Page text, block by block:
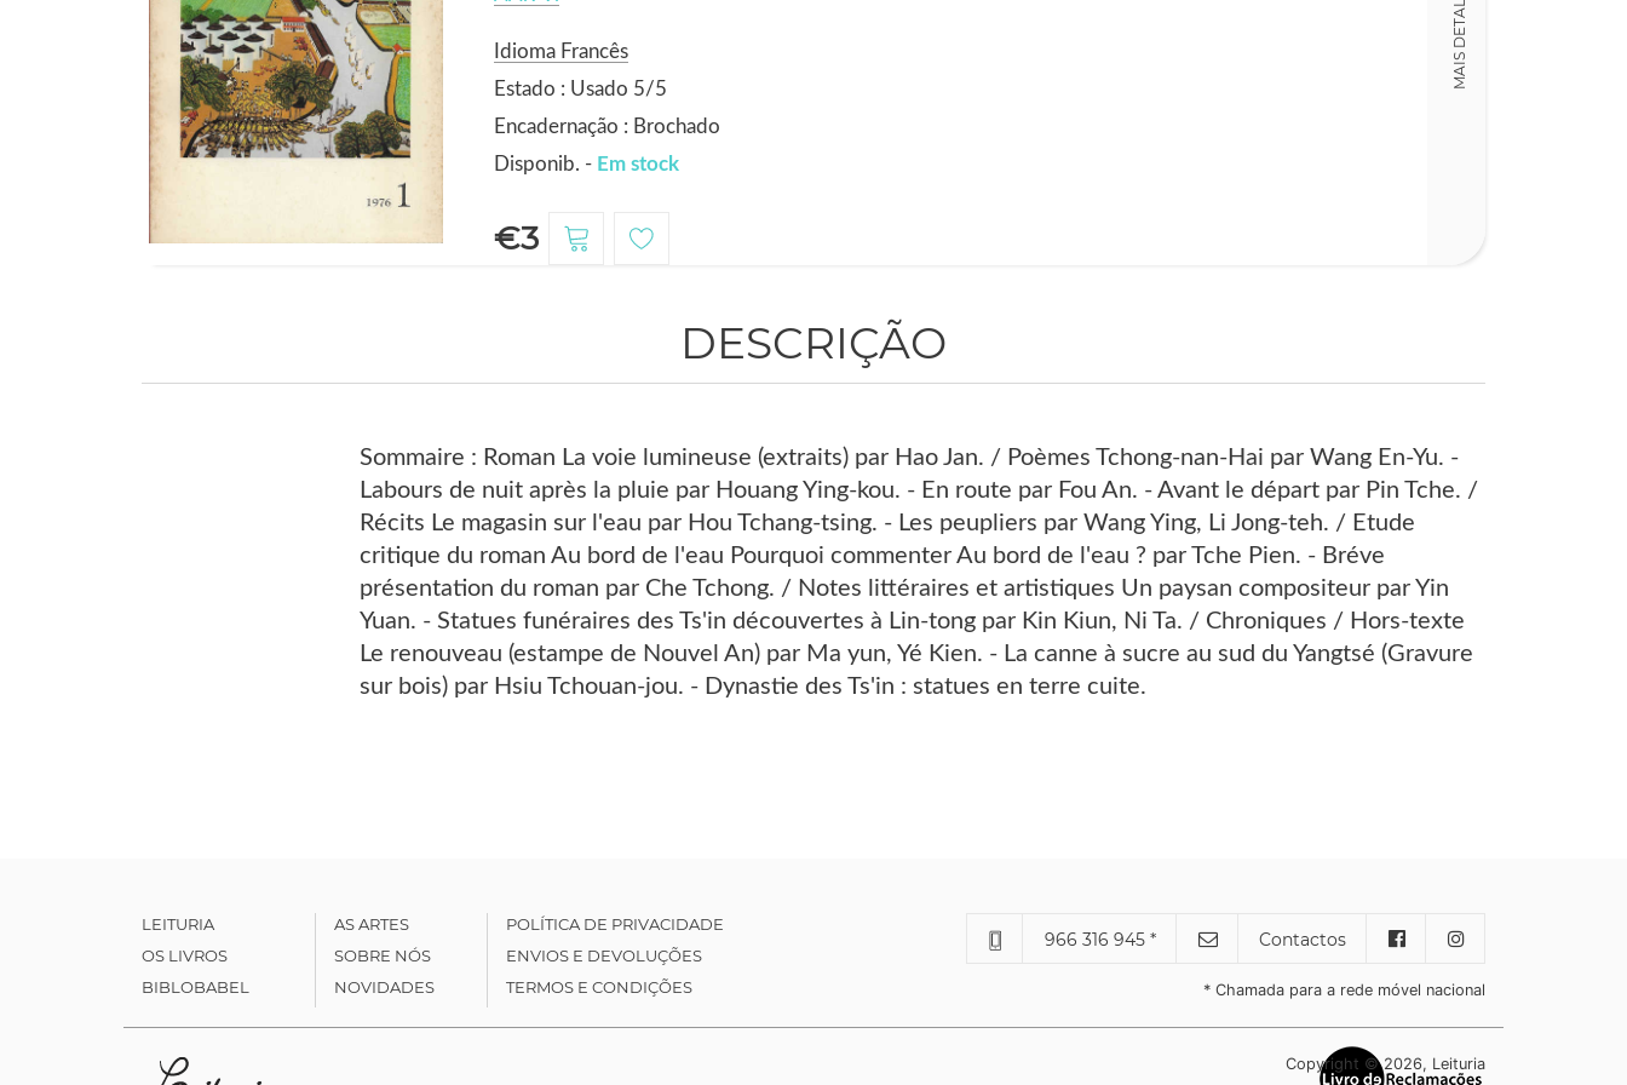
Idioma Francês
Estado : Usado 5/5
Encadernação : Brochado
Disponib. - Em stock
€3
MAIS DETALHES
DESCRIÇÃO
Sommaire : Roman La voie lumineuse (extraits) par Hao Jan. / Poèmes Tchong-nan-Hai par Wang En-Yu. -
Labours de nuit après la pluie par Houang Ying-kou. - En route par Fou An. - Avant le départ par Pin Tche. /
Récits Le magasin sur l'eau par Hou Tchang-tsing. - Les peupliers par Wang Ying, Li Jong-teh. / Etude
critique du roman Au bord de l'eau Pourquoi commenter Au bord de l'eau ? par Tche Pien. - Bréve
présentation du roman par Che Tchong. / Notes littéraires et artistiques Un paysan compositeur par Yin
Yuan. - Statues funéraires des Ts'in découvertes à Lin-tong par Kin Kiun, Ni Ta. / Chroniques / Hors-texte
Le renouveau (estampe de Nouvel An) par Ma yun, Yé Kien. - La canne à sucre au sud du Yangtsé (Gravure
sur bois) par Hsiu Tchouan-jou. - Dynastie des Ts'in : statues en terre cuite.
LEITURIA
OS LIVROS
BIBLOBABEL
AS ARTES
SOBRE NÓS
NOVIDADES
POLÍTICA DE PRIVACIDADE
ENVIOS E DEVOLUÇÕES
TERMOS E CONDIÇÕES
966 316 945 * Contactos
* Chamada para a rede móvel nacional
Copyright © 2026, Leituria